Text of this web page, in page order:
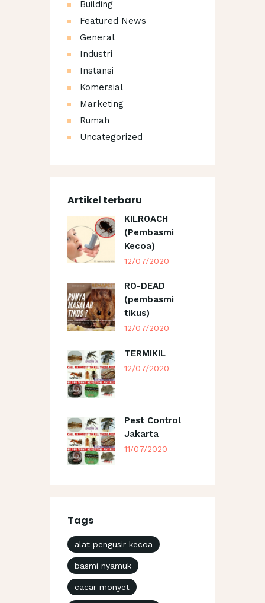
Building
Featured News
General
Industri
Instansi
Komersial
Marketing
Rumah
Uncategorized
Artikel terbaru
KILROACH
(Pembasmi
Kecoa)
12/07/2020
RO-DEAD
(pembasmi
tikus)
12/07/2020
TERMIKIL
12/07/2020
Pest Control
Jakarta
11/07/2020
Tags
alat pengusir kecoa
basmi nyamuk
cacar monyet